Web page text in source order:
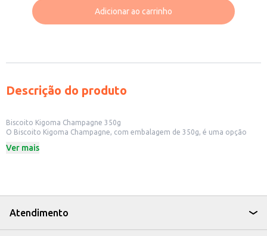
Adicionar ao carrinho
Descrição do produto
Biscoito Kigoma Champagne 350g
O Biscoito Kigoma Champagne, com embalagem de 350g, é uma opção
oferecer um produto com bom custo-benefício em seu estabelecimento
Pode ser servido em eventos e reuniões.
Ideal para revenda em mercados e lojas de conveniência.
O Biscoito Kigoma Champagne é uma escolha prática e saborosa para
Ver mais
Atendimento